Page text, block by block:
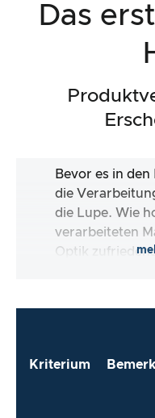
Das
Bevor es in
die
die Lupe. Wie
verarbeiteten
Optik
Kriterium